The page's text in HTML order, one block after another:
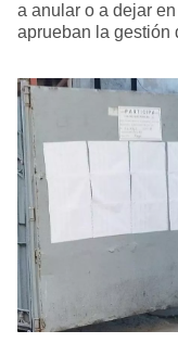
a anular o a dejar
aprueban la gestión